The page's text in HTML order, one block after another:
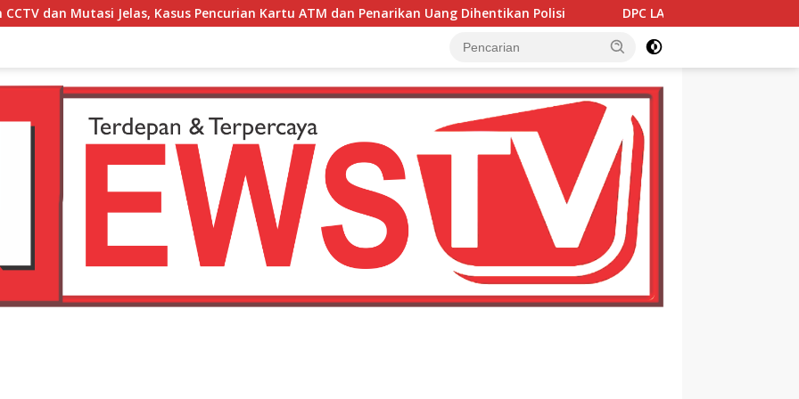
Kasus Pencurian Kartu ATM dan Penarikan Uang Dihentikan Polisi DPC LAKI Jeneponto Perkuat Sinergi dengan